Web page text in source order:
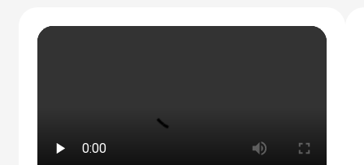
Как мы работаем
Оставляете заявку